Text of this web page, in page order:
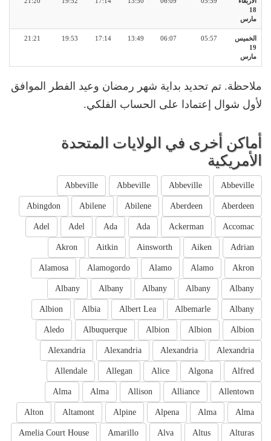
18
مارس
الخميس
19
مارس
05:57
06:07
13:49
17:14
19:53
21:21
ملاحظة. تم تحديد بداية شهر رمضان وعيد الفطر الموافق
لأول شوال إعتمادا على الحساب الفلكي.
أماكن أخرى في الولايات المتحدة
الأمريكية
Abbeville
Abbeville
Abbeville
Abbeville
Aberdeen
Aberdeen
Abilene
Abilene
Abingdon
Accomac
Ackerman
Ada
Ada
Adel
Adel
Adrian
Aiken
Ainsworth
Aitkin
Akron
Akron
Alamo
Alamo
Alamogordo
Alamosa
Albany
Albany
Albany
Albany
Albany
Albany
Albemarle
Albert Lea
Albia
Albion
Albion
Albion
Albion
Albuquerque
Aledo
Alexandria
Alexandria
Alexandria
Alexandria
Alfred
Algona
Alice
Allegan
Allendale
Allentown
Alliance
Allison
Alma
Alma
Alma
Alma
Alpena
Alpine
Altamont
Alton
Alturas
Altus
Alva
Amarillo
Amelia Court House